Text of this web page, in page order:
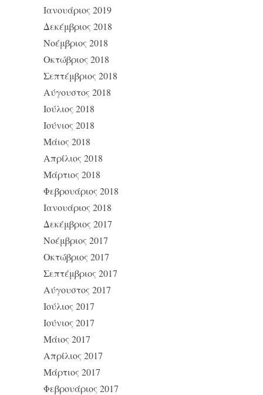
Ιανουάριος 2019
Δεκέμβριος 2018
Νοέμβριος 2018
Οκτώβριος 2018
Σεπτέμβριος 2018
Αύγουστος 2018
Ιούλιος 2018
Ιούνιος 2018
Μάιος 2018
Απρίλιος 2018
Μάρτιος 2018
Φεβρουάριος 2018
Ιανουάριος 2018
Δεκέμβριος 2017
Νοέμβριος 2017
Οκτώβριος 2017
Σεπτέμβριος 2017
Αύγουστος 2017
Ιούλιος 2017
Ιούνιος 2017
Μάιος 2017
Απρίλιος 2017
Μάρτιος 2017
Φεβρουάριος 2017